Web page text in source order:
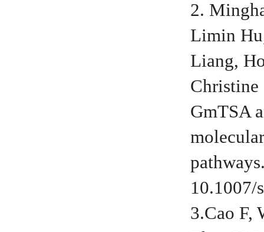
2.
Limin
Liang,
GmTSA
10.1007/
3.Cao F,